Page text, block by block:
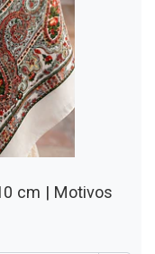
cm | Motivos